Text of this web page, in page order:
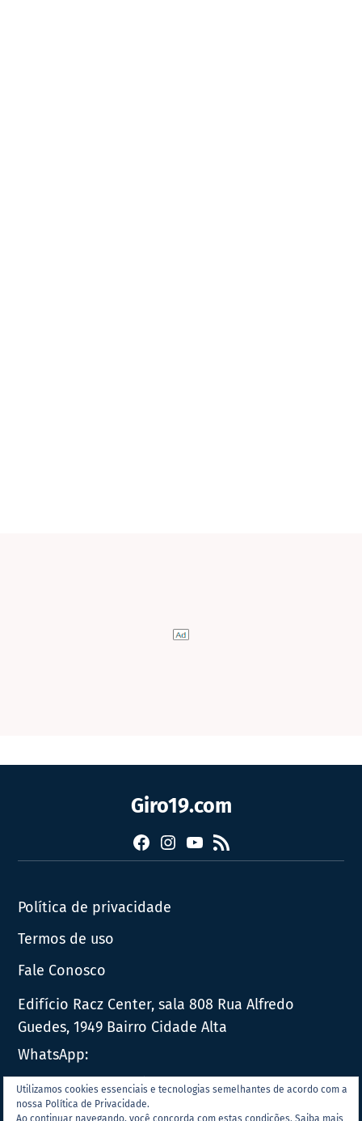
Giro19.com
FacebookInstagram
YouTube
RSS
Política de privacidade
Termos de uso
Fale Conosco
Edifício Racz Center, sala 808 Rua Alfredo
Guedes, 1949 Bairro Cidade Alta
WhatsApp:
E-mail:contato@giro19.com.br
Utilizamos cookies essenciais e tecnologias semelhantes de acordo com a
nossa Política de Privacidade.
Ao continuar navegando, você concorda com estas condições.Saiba mais